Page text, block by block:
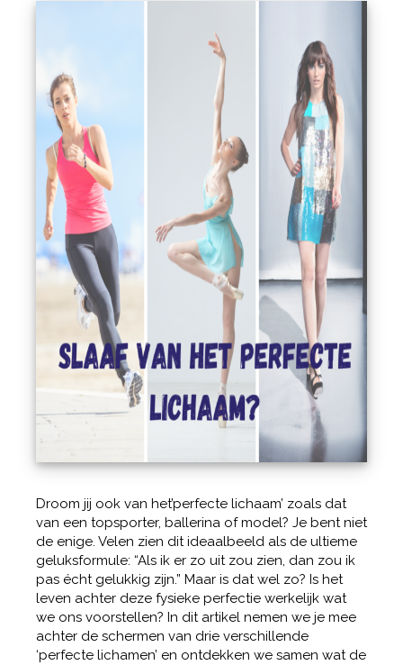
Droom jij ook van het’perfecte lichaam’ zoals dat
van een topsporter, ballerina of model? Je bent niet
de enige. Velen zien dit ideaalbeeld als de ultieme
geluksformule: “Als ik er zo uit zou zien, dan zou ik
pas écht gelukkig zijn.” Maar is dat wel zo? Is het
leven achter deze fysieke perfectie werkelijk wat
we ons voorstellen? In dit artikel nemen we je mee
achter de schermen van drie verschillende
‘perfecte lichamen’ en ontdekken we samen wat de